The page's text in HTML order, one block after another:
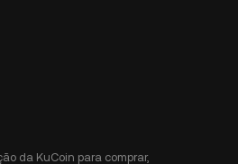
da KuCoin para comprar,